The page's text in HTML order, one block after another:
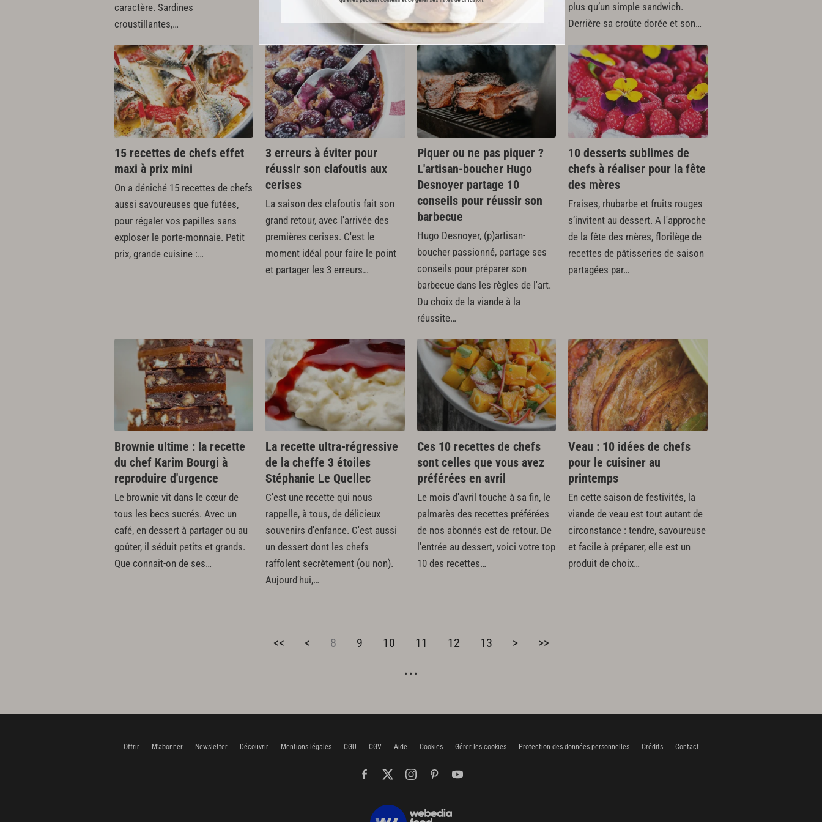
caractère. Sardines
croustillantes,…
sublime ce légume délicat dans
une recette inspirée et végétale,…
plus qu’un simple sandwich.
Derrière sa croûte dorée et son…
15 recettes de chefs effet
maxi à prix mini
On a déniché 15 recettes de chefs
aussi savoureuses que futées,
pour régaler vos papilles sans
exploser le porte-monnaie. Petit
prix, grande cuisine :…
3 erreurs à éviter pour
réussir son clafoutis aux
cerises
La saison des clafoutis fait son
grand retour, avec l'arrivée des
premières cerises. C'est le
moment idéal pour faire le point
et partager les 3 erreurs…
Piquer ou ne pas piquer ?
L'artisan-boucher Hugo
Desnoyer partage 10
conseils pour réussir son
barbecue
Hugo Desnoyer, (p)artisan-
boucher passionné, partage ses
conseils pour préparer son
barbecue dans les règles de l'art.
Du choix de la viande à la
réussite…
10 desserts sublimes de
chefs à réaliser pour la fête
des mères
Fraises, rhubarbe et fruits rouges
s’invitent au dessert. A l'approche
de la fête des mères, florilège de
recettes de pâtisseries de saison
partagées par…
Brownie ultime : la recette
du chef Karim Bourgi à
reproduire d'urgence
Le brownie vit dans le cœur de
tous les becs sucrés. Avec un
café, en dessert à partager ou au
goûter, il séduit petits et grands.
Que connait-on de ses…
La recette ultra-régressive
de la cheffe 3 étoiles
Stéphanie Le Quellec
C'est une recette qui nous
rappelle, à tous, de délicieux
souvenirs d'enfance. C'est aussi
un dessert dont les chefs
raffolent secrètement (ou non).
Aujourd'hui,…
Ces 10 recettes de chefs
sont celles que vous avez
préférées en avril
Le mois d'avril touche à sa fin, le
palmarès des recettes préférées
de nos abonnés est de retour. De
l'entrée au dessert, voici votre top
10 des recettes…
Veau : 10 idées de chefs
pour le cuisiner au
printemps
En cette saison de festivités, la
viande de veau est tout autant de
circonstance : tendre, savoureuse
et facile à préparer, elle est un
produit de choix…
<< < 8 9 10 11 12 13 > >>
Offrir M'abonner Newsletter Découvrir Mentions légales CGU CGV Aide Cookies Gérer les cookies Protection des données personnelles Crédits Contact